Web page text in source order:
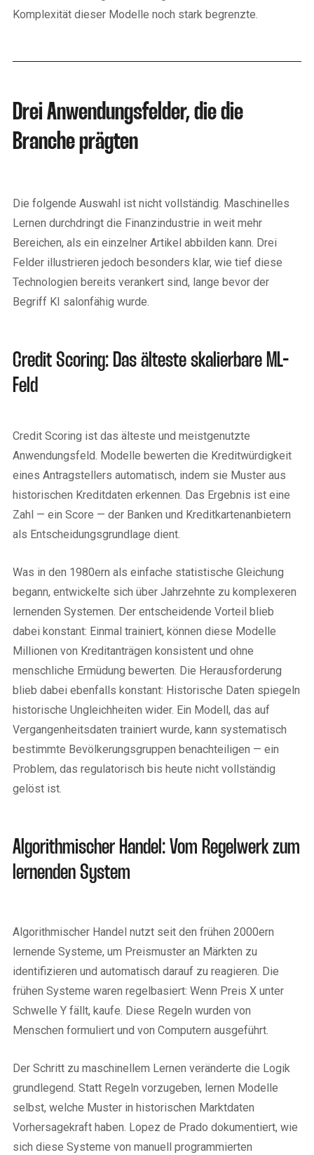
Komplexität dieser Modelle noch stark begrenzte.
Drei Anwendungsfelder, die die
Branche prägten
Die folgende Auswahl ist nicht vollständig. Maschinelles
Lernen durchdringt die Finanzindustrie in weit mehr
Bereichen, als ein einzelner Artikel abbilden kann. Drei
Felder illustrieren jedoch besonders klar, wie tief diese
Technologien bereits verankert sind, lange bevor der
Begriff KI salonfähig wurde.
Credit Scoring: Das älteste skalierbare ML-
Feld
Credit Scoring ist das älteste und meistgenutzte
Anwendungsfeld. Modelle bewerten die Kreditwürdigkeit
eines Antragstellers automatisch, indem sie Muster aus
historischen Kreditdaten erkennen. Das Ergebnis ist eine
Zahl — ein Score — der Banken und Kreditkartenanbietern
als Entscheidungsgrundlage dient.
Was in den 1980ern als einfache statistische Gleichung
begann, entwickelte sich über Jahrzehnte zu komplexeren
lernenden Systemen. Der entscheidende Vorteil blieb
dabei konstant: Einmal trainiert, können diese Modelle
Millionen von Kreditanträgen konsistent und ohne
menschliche Ermüdung bewerten. Die Herausforderung
blieb dabei ebenfalls konstant: Historische Daten spiegeln
historische Ungleichheiten wider. Ein Modell, das auf
Vergangenheitsdaten trainiert wurde, kann systematisch
bestimmte Bevölkerungsgruppen benachteiligen — ein
Problem, das regulatorisch bis heute nicht vollständig
gelöst ist.
Algorithmischer Handel: Vom Regelwerk zum
lernenden System
Algorithmischer Handel nutzt seit den frühen 2000ern
lernende Systeme, um Preismuster an Märkten zu
identifizieren und automatisch darauf zu reagieren. Die
frühen Systeme waren regelbasiert: Wenn Preis X unter
Schwelle Y fällt, kaufe. Diese Regeln wurden von
Menschen formuliert und von Computern ausgeführt.
Der Schritt zu maschinellem Lernen veränderte die Logik
grundlegend. Statt Regeln vorzugeben, lernen Modelle
selbst, welche Muster in historischen Marktdaten
Vorhersagekraft haben. Lopez de Prado dokumentiert, wie
sich diese Systeme von manuell programmierten